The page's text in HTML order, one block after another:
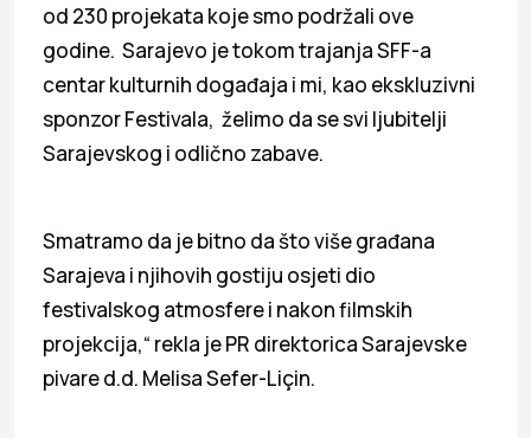
od 230 projekata koje smo podržali ove
godine. Sarajevo je tokom trajanja SFF-a
centar kulturnih događaja i mi, kao ekskluzivni
sponzor Festivala, želimo da se svi ljubitelji
Sarajevskog i odlično zabave.
Smatramo da je bitno da što više građana
Sarajeva i njihovih gostiju osjeti dio
festivalskog atmosfere i nakon filmskih
projekcija,“ rekla je PR direktorica Sarajevske
pivare d.d. Melisa Sefer-Liçin.